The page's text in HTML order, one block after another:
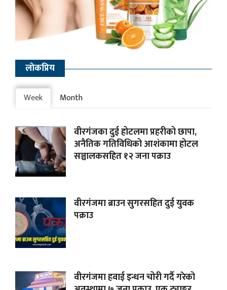
लाेकप्रिय
Week Month
वीरगंजका दुई होटलमा प्रहरीको छापा,
अनैतिक गतिविधिको आशंकामा होटल
सञ्चालकसहित १२ जना पक्राउ
वीरगंजमा ब्राउन सुगरसहित दुई युवक
पक्राउ
वीरगंजमा हवाई इन्धन चोरी गर्दै गरेको